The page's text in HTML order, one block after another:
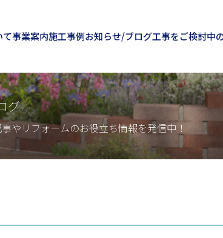
て事業案内施工事例お知らせ/ブログ工事をご検討中
グ
やリフォームのお役立ち情報を発信中！